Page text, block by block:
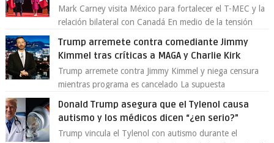
Mark Carney visita México para fortalecer el T-MEC y la
relación bilateral con Canadá En medio de la tensión
Trump arremete contra comediante Jimmy
Kimmel tras críticas a MAGA y Charlie Kirk
Trump arremete contra Jimmy Kimmel y niega censura
mientras programa es cancelado La supuesta
Donald Trump asegura que el Tylenol causa
autismo y los médicos dicen “¿en serio?”
Trump vincula el Tylenol con autismo durante el